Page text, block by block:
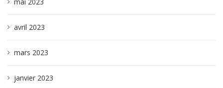
avril 2023
mars 2023
janvier 2023